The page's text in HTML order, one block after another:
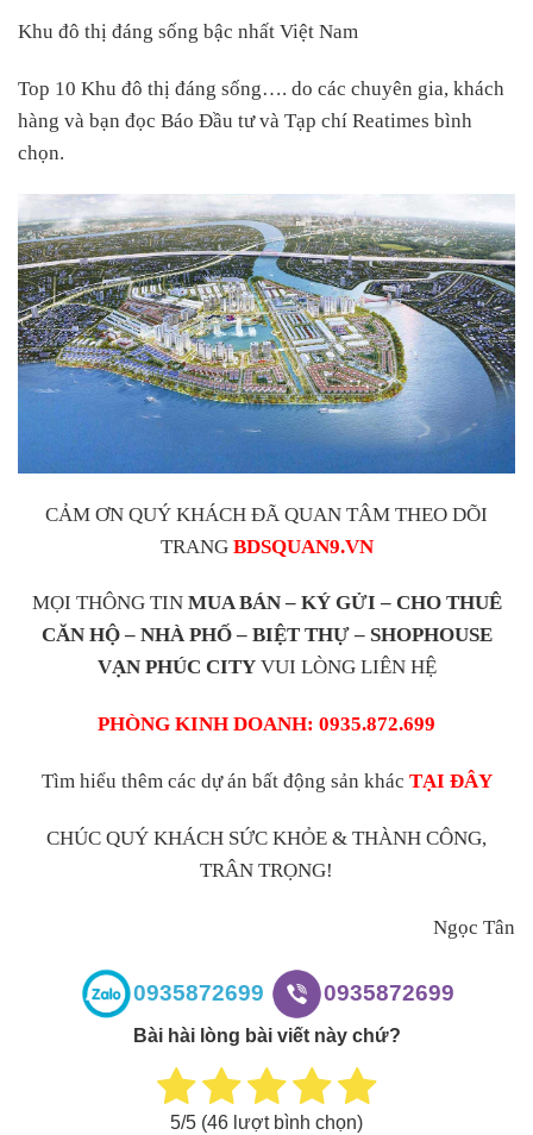
Khu đô thị đáng sống bậc nhất Việt Nam
Top 10 Khu đô thị đáng sống…. do các chuyên gia, khách
hàng và bạn đọc Báo Đầu tư và Tạp chí Reatimes bình
chọn.
CẢM ƠN QUÝ KHÁCH ĐÃ QUAN TÂM THEO DÕI
TRANG BDSQUAN9.VN
MỌI THÔNG TIN MUA BÁN – KÝ GỬI – CHO THUÊ
CĂN HỘ – NHÀ PHỐ – BIỆT THỰ – SHOPHOUSE
VẠN PHÚC CITYVUI LÒNG LIÊN HỆ
PHÒNG KINH DOANH: 0935.872.699
Tìm hiểu thêm các dự án bất động sản khác TẠI ĐÂY
CHÚC QUÝ KHÁCH SỨC KHỎE & THÀNH CÔNG,
TRÂN TRỌNG!
Ngọc Tân
0935872699 0935872699
Bài hài lòng bài viết này chứ?
5/5 (46 lượt bình chọn)